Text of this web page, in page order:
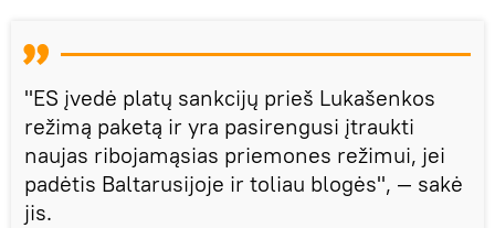
"ES įvedė platų sankcijų prieš Lukašenkos
režimą paketą ir yra pasirengusi įtraukti
naujas ribojamąsias priemones režimui, jei
padėtis Baltarusijoje ir toliau blogės", — sakė
jis.